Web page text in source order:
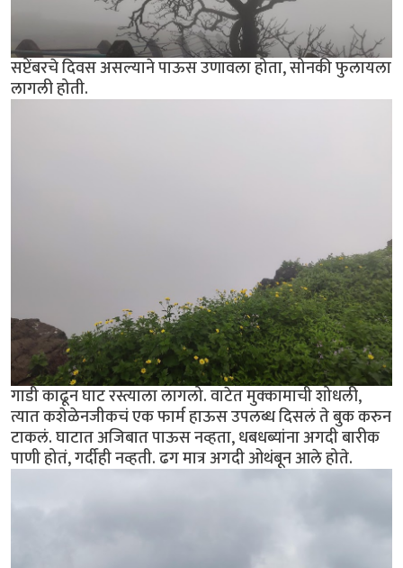
सप्टेंबरचे दिवस असल्याने पाऊस उणावला होता, सोनकी फुलायला
लागली होती.
गाडी काढून घाट रस्त्याला लागलो. वाटेत मुक्कामाची शोधली,
त्यात कशेळेनजीकचं एक फार्म हाऊस उपलब्ध दिसलं ते बुक करुन
टाकलं. घाटात अजिबात पाऊस नव्हता, धबधब्यांना अगदी बारीक
पाणी होतं, गर्दीही नव्हती. ढग मात्र अगदी ओथंबून आले होते.